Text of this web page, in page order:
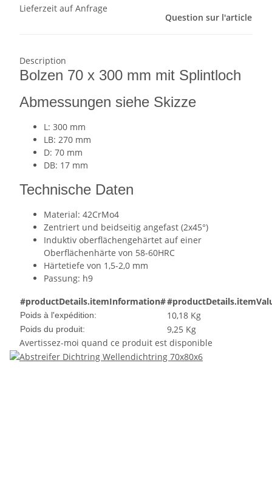
Lieferzeit auf Anfrage
Question sur l'article
Description
Bolzen 70 x 300 mm mit Splintloch
Abmessungen siehe Skizze
L: 300 mm
LB: 270 mm
D: 70 mm
DB: 17 mm
Technische Daten
Material: 42CrMo4
Zentriert und beidseitig angefast (2x45°)
Induktiv oberflächengehärtet auf einer
Oberflächenhärte von 58-60HRC
Härtetiefe von 1,5-2,0 mm
Passung: h9
#productDetails.itemInformation#
Poids à l'expédition: 10,18 Kg
Poids du produit: 9,25 Kg
Avertissez-moi quand ce produit est disponible